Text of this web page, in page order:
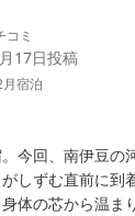
しいただけるよ
フの働く姿勢を
よりの励みでご
ざいますが、よ
々の清掃や館内
コミ
17日投稿
宿泊
今回、南伊豆の
しずむ直前に到
体の芯から温ま